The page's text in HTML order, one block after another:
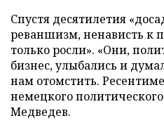
Спустя десятилетия
реваншизм, ненависть к
только росли». «Они,
бизнес, улыбались и
нам отомстить.
немецкого
Медведев.